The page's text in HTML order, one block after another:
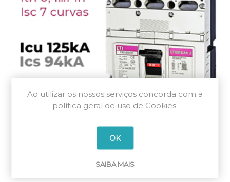
Ao utilizar os nossos serviços concorda com a
política geral de uso de Cookies.
OK
SAIBA MAIS